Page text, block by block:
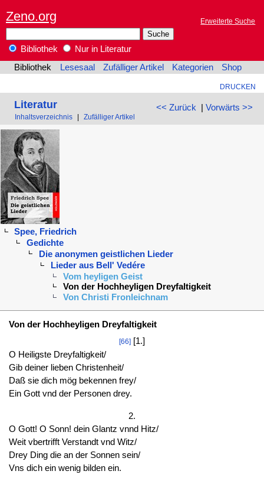
Zeno.org Erweiterte Suche
Bibliothek
Nur in Literatur
Bibliothek
Lesesaal Zufälliger Artikel Kategorien Shop
DRUCKEN
<< Zurück | Vorwärts >>
Literatur
Inhaltsverzeichnis Zufälliger Artikel
Spee, Friedrich
Gedichte
Die anonymen geistlichen Lieder
Lieder aus Bell' Vedére
Vom heyligen Geist
Von der Hochheyligen Dreyfaltigkeit
Von Christi Fronleichnam
Von der Hochheyligen Dreyfaltigkeit
[66] [1.]
O Heiligste Dreyfaltigkeit/
Gib deiner lieben Christenheit/
Daß sie dich mög bekennen frey/
Ein Gott vnd der Personen drey.
2.
O Gott! O Sonn! dein Glantz vnnd Hitz/
Weit vbertrifft Verstandt vnd Witz/
Drey Ding die an der Sonnen sein/
Vns dich ein wenig bilden ein.